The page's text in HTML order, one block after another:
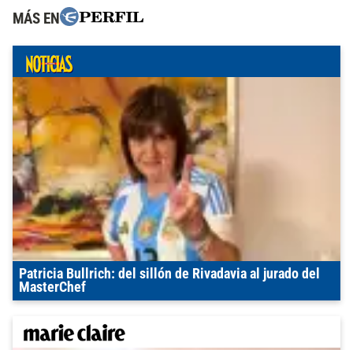
MÁS EN
Patricia Bullrich: del sillón de Rivadavia al jurado del
MasterChef